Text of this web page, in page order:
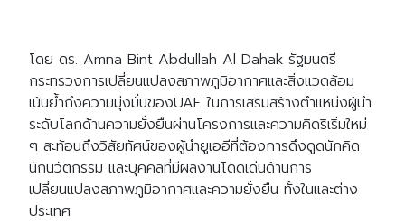
โดย ดร. Amna Bint Abdullah Al Dahak รัฐมนตรี
กระทรวงการเปลี่ยนแปลงสภาพภูมิอากาศและสิ่งแวดล้อม
เน้นย้ำถึงความมุ่งมั่นของUAE ในการเสริมสร้างตำแหน่งผู้นำ
ระดับโลกด้านความยั่งยืนผ่านโครงการและความคิดริเริ่มใหม่
ๆ สะท้อนถึงวิสัยทัศน์ของผู้นำยูเออีที่ต้องการดึงดูดนักคิด
นักนวัตกรรม และบุคคลที่มีผลงานโดดเด่นด้านการ
เปลี่ยนแปลงสภาพภูมิอากาศและความยั่งยืน ทั้งในและต่าง
ประเทศ